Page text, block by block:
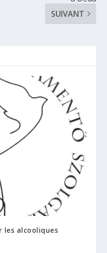
SUIVANT
les alcooliques